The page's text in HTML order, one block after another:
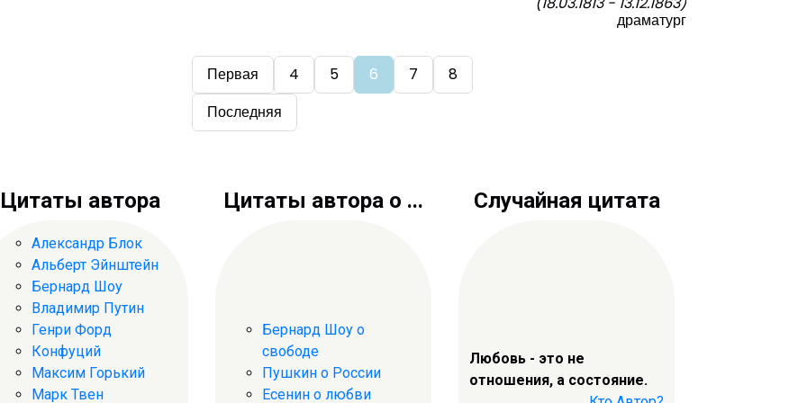
драматург
Первая 4 5 6 7
8
Последняя
Цитаты автора
Александр Блок
Альберт Эйнштейн
Бернард Шоу
Владимир Путин
Генри Форд
Конфуций
Максим Горький
Марк Твен
Цитаты автора о ...
Бернард Шоу о
свободе
Пушкин о России
Есенин о любви
Случайная цитата
Любовь - это не
отношения, а состояние.